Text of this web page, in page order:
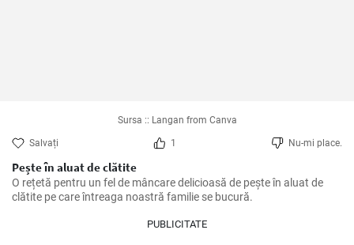
Sursa :: Langan from Canva
Salvați 1 Nu-mi place.
Pește în aluat de clătite
O rețetă pentru un fel de mâncare delicioasă de pește în aluat de
clătite pe care întreaga noastră familie se bucură.
PUBLICITATE